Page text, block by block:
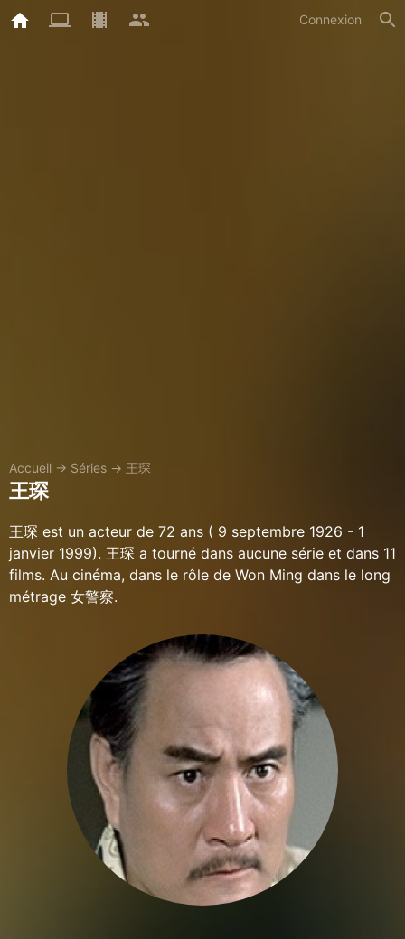
Connexion
Accueil → Séries → 王琛
王琛
王琛 est un acteur de 72 ans ( 9 septembre 1926 - 1
janvier 1999). 王琛 a tourné dans aucune série et dans 11
films. Au cinéma, dans le rôle de Won Ming dans le long
métrage 女警察.